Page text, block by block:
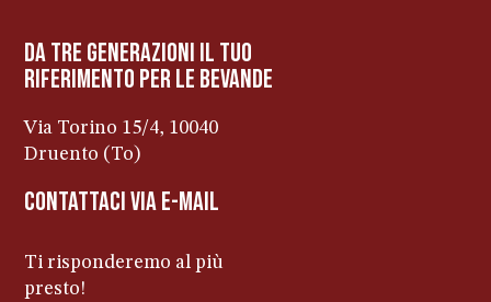
da tre generazioni il tuo
riferimento per le bevanDe
Via Torino 15/4, 10040
Druento (To)
contattaci via e-mail
Ti risponderemo al più
presto!